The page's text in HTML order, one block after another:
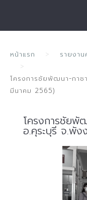
หน้าแรก รายงา
โครงการชัยพัฒนา-กาช
มีนาคม 2565)
โครงการชัยพั
อ.คุระบุรี จ.พั